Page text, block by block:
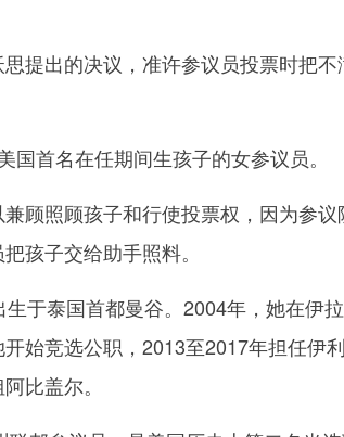
出的决议，准许参议员投票时把不
首名在任期间生孩子的女参议员。
照顾孩子和行使投票权，因为参议
孩子交给助手照料。
泰国首都曼谷。2004年，她在伊
始竞选公职，2013至2017年担任伊
比盖尔。